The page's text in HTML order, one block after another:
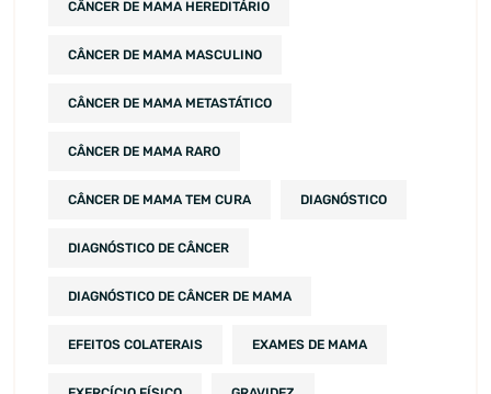
CÂNCER DE MAMA HEREDITÁRIO
CÂNCER DE MAMA MASCULINO
CÂNCER DE MAMA METASTÁTICO
CÂNCER DE MAMA RARO
CÂNCER DE MAMA TEM CURA DIAGNÓSTICO
DIAGNÓSTICO DE CÂNCER
DIAGNÓSTICO DE CÂNCER DE MAMA
EFEITOS COLATERAIS EXAMES DE MAMA